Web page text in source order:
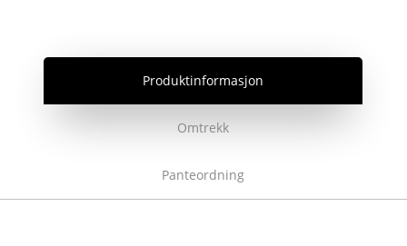
Produktinformasjon
Omtrekk
Panteordning